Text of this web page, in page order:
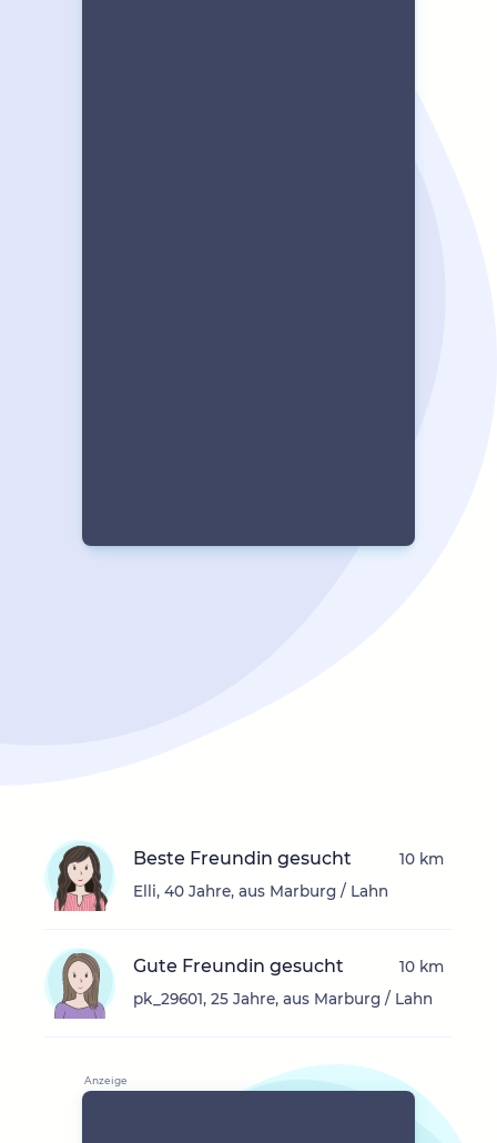
Beste Freundin gesucht
Elli, 40 Jahre, aus Marburg / Lahn
10 km
Gute Freundin gesucht
pk_29601, 25 Jahre, aus Marburg / Lahn
10 km